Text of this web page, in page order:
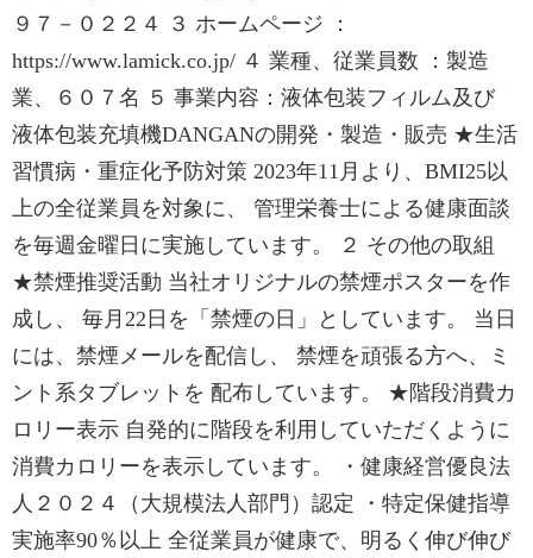
９７－０２２４ ３ ホームページ ：
https://www.lamick.co.jp/ ４ 業種、従業員数 ：製造
業、６０７名 ５ 事業内容：液体包装フィルム及び
液体包装充填機DANGANの開発・製造・販売 ★生活
習慣病・重症化予防対策 2023年11月より、BMI25以
上の全従業員を対象に、 管理栄養士による健康面談
を毎週金曜日に実施しています。 ２ その他の取組
★禁煙推奨活動 当社オリジナルの禁煙ポスターを作
成し、 毎月22日を「禁煙の日」としています。 当日
には、禁煙メールを配信し、 禁煙を頑張る方へ、ミ
ント系タブレットを 配布しています。 ★階段消費カ
ロリー表示 自発的に階段を利用していただくように
消費カロリーを表示しています。 ・健康経営優良法
人２０２４（大規模法人部門）認定 ・特定保健指導
実施率90％以上 全従業員が健康で、明るく伸び伸び